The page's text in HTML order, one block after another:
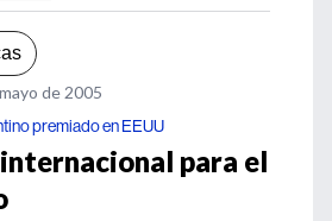
de 2005
premiado en EEUU
para el